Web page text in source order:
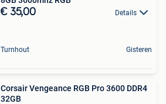
€ 35,00 Details
Turnhout Gisteren
Corsair Vengeance RGB Pro 3600 DDR4
32GB